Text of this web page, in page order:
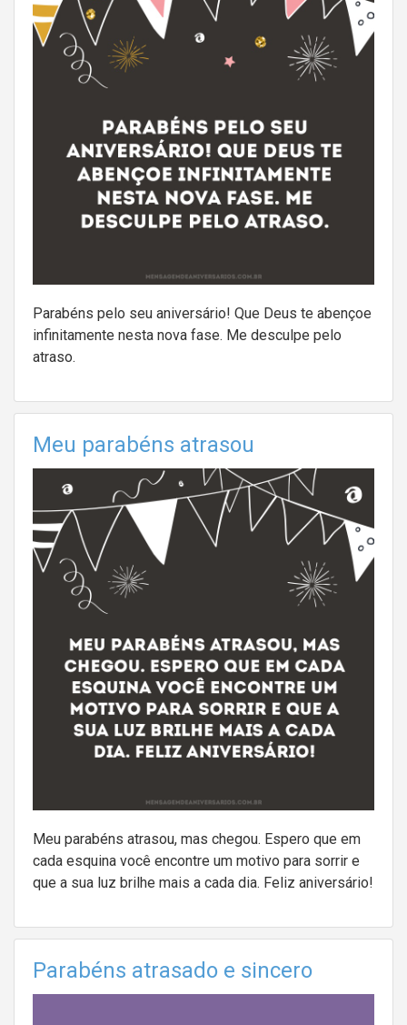
Parabéns pelo seu aniversário! Que Deus te abençoe
infinitamente nesta nova fase. Me desculpe pelo
atraso.
Meu parabéns atrasou
Meu parabéns atrasou, mas chegou. Espero que em
cada esquina você encontre um motivo para sorrir e
que a sua luz brilhe mais a cada dia. Feliz aniversário!
Parabéns atrasado e sincero